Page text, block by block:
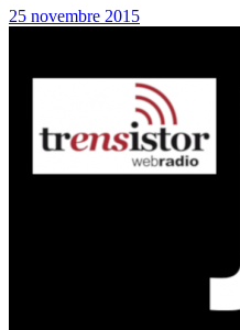
25 novembre 2015